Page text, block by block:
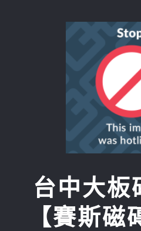
台中大板
【賽斯磁